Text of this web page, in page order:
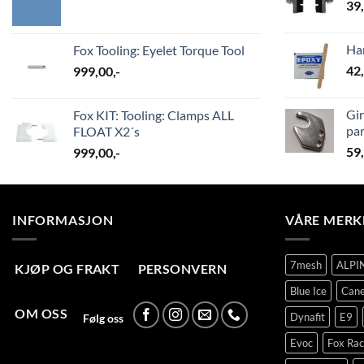
Fox Tooling: Eyelet Torque Tool
999,00,-
Fox KIT: Tooling: Clamps ALL
FLOAT X2´s
999,00,-
INFORMASJON
KJØP OG FRAKT PERSONVERN
OM OSS Følg oss
VÅRE
7mesh
Blue Ice
Dynafit
E9
Evoc
Fox